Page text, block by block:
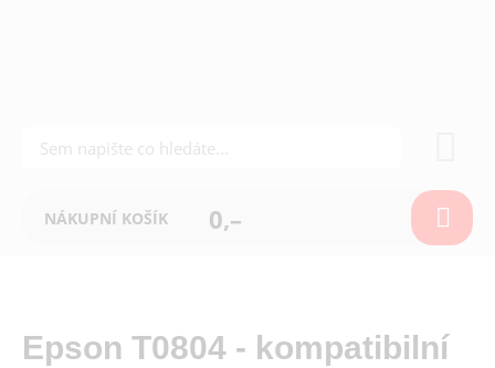
NÁKUPNÍ KOŠÍK 0,–
Epson T0804 - kompatibilní